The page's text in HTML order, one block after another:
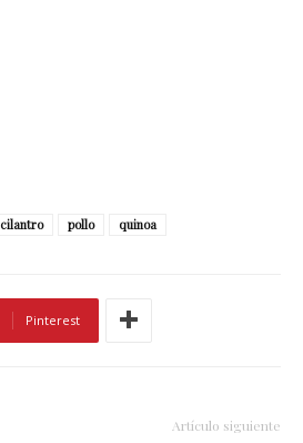
cilantro pollo quinoa
Pinterest
Artículo siguiente